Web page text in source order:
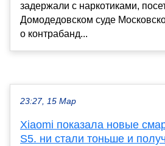
задержали с наркотиками,
Домодедовском суде
о контрабанд...
23:27, 15 Мар
Xiaomi показала новые
S5. ни стали тоньше и